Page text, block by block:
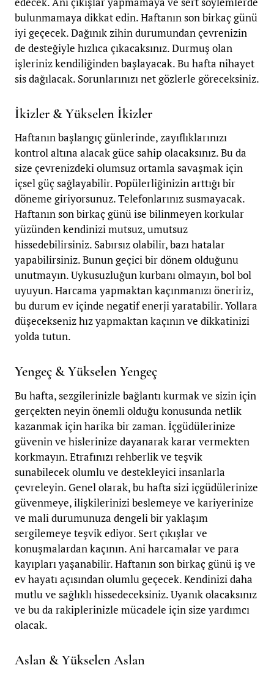
bulunmamaya dikkat edin. Haftanın son birkaç günü
iyi geçecek. Dağınık zihin durumundan çevrenizin
de desteğiyle hızlıca çıkacaksınız. Durmuş olan
işleriniz kendiliğinden başlayacak. Bu hafta nihayet
sis dağılacak. Sorunlarınızı net gözlerle göreceksiniz.
İkizler & Yükselen İkizler
Haftanın başlangıç günlerinde, zayıflıklarınızı
kontrol altına alacak güce sahip olacaksınız. Bu da
size çevrenizdeki olumsuz ortamla savaşmak için
içsel güç sağlayabilir. Popülerliğinizin arttığı bir
döneme giriyorsunuz. Telefonlarınız susmayacak.
Haftanın son birkaç günü ise bilinmeyen korkular
yüzünden kendinizi mutsuz, umutsuz
hissedebilirsiniz. Sabırsız olabilir, bazı hatalar
yapabilirsiniz. Bunun geçici bir dönem olduğunu
unutmayın. Uykusuzluğun kurbanı olmayın, bol bol
uyuyun. Harcama yapmaktan kaçınmanızı öneririz,
bu durum ev içinde negatif enerji yaratabilir. Yollara
düşecekseniz hız yapmaktan kaçının ve dikkatinizi
yolda tutun.
Yengeç & Yükselen Yengeç
Bu hafta, sezgilerinizle bağlantı kurmak ve sizin için
gerçekten neyin önemli olduğu konusunda netlik
kazanmak için harika bir zaman. İçgüdülerinize
güvenin ve hislerinize dayanarak karar vermekten
korkmayın. Etrafınızı rehberlik ve teşvik
sunabilecek olumlu ve destekleyici insanlarla
çevreleyin. Genel olarak, bu hafta sizi içgüdülerinize
güvenmeye, ilişkilerinizi beslemeye ve kariyerinize
ve mali durumunuza dengeli bir yaklaşım
sergilemeye teşvik ediyor. Sert çıkışlar ve
konuşmalardan kaçının. Ani harcamalar ve para
kayıpları yaşanabilir. Haftanın son birkaç günü iş ve
ev hayatı açısından olumlu geçecek. Kendinizi daha
mutlu ve sağlıklı hissedeceksiniz. Uyanık olacaksınız
ve bu da rakiplerinizle mücadele için size yardımcı
olacak.
Aslan & Yükselen Aslan